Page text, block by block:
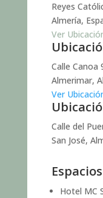
Reyes
Almería,
Ver
Calle Canoa
Almerimar,
Ver
Calle del
San José,
Hotel MC